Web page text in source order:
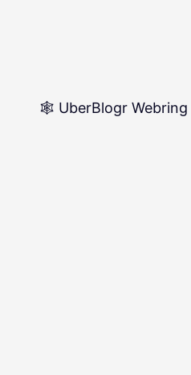
🕸️ UberBlogr Webring